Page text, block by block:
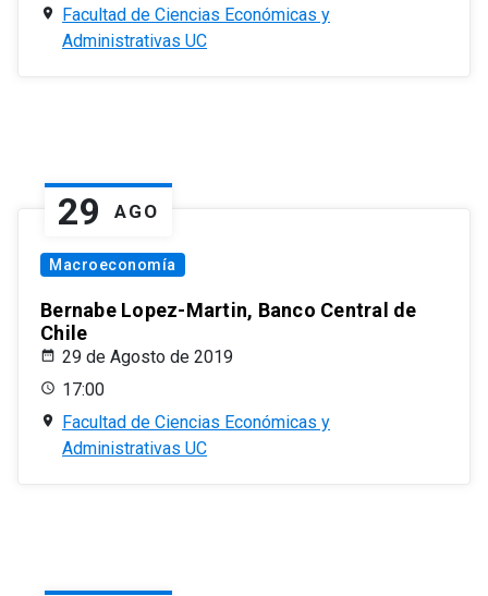
Facultad de Ciencias Económicas y
Administrativas UC
29 AGO
Macroeconomía
Bernabe Lopez-Martin, Banco Central de
Chile
29 de Agosto de 2019
17:00
Facultad de Ciencias Económicas y
Administrativas UC